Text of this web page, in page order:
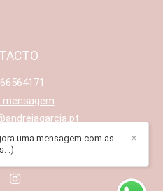
mensagem
Leite, 311 - Maia
/
✕
uma mensagem com as
:)